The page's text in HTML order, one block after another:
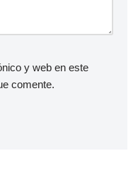
y web en este
comente.